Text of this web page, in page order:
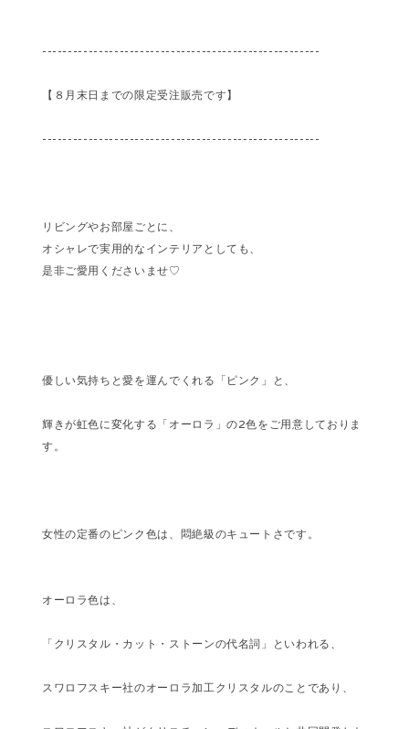
------------------------------------------------------
【８月末日までの限定受注販売です】
------------------------------------------------------
リビングやお部屋ごとに、
オシャレで実用的なインテリアとしても、
是非ご愛用くださいませ♡
優しい気持ちと愛を運んでくれる「ピンク」と、
輝きが虹色に変化する「オーロラ」の2色をご用意しておりま
す。
女性の定番のピンク色は、悶絶級のキュートさです。
オーロラ色は、
「クリスタル・カット・ストーンの代名詞」といわれる、
スワロフスキー社のオーロラ加工クリスタルのことであり、